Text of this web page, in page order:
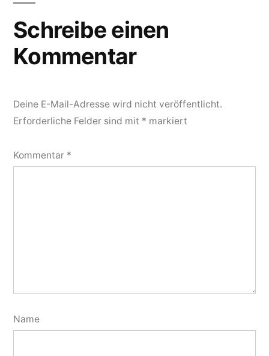
Schreibe einen
Kommentar
Deine E-Mail-Adresse wird nicht veröffentlicht.
Erforderliche Felder sind mit * markiert
Kommentar *
Name